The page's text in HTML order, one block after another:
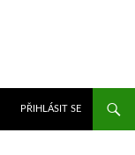
PŘIHLÁSIT SE